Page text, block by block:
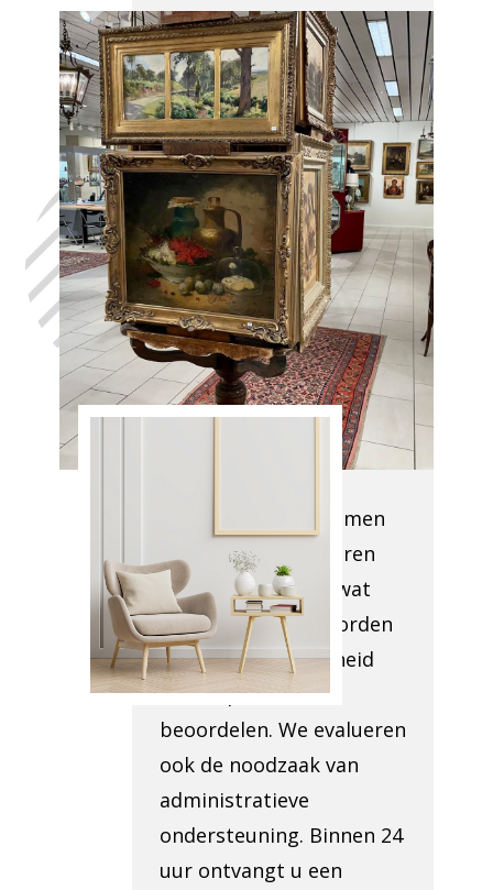
Laat uw huis
leegmaken
Baulers, in het
volste
vertrouwen,
met de hulp
van Antiek
Opkoper
Onze teamleden komen
uw locatie inspecteren
om vast te stellen wat
verwijderd moet worden
en de toegankelijkheid
van de plek te
beoordelen. We evalueren
ook de noodzaak van
administratieve
ondersteuning. Binnen 24
uur ontvangt u een